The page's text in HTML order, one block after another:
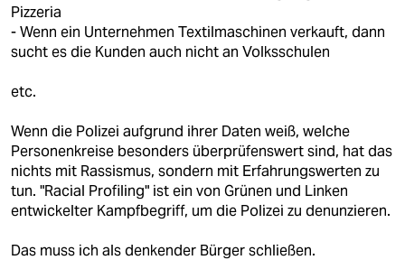
Pizzeria
- Wenn ein Unternehmen Textilmaschinen verkauft, dann
sucht es die Kunden auch nicht an Volksschulen
etc.
Wenn die Polizei aufgrund ihrer Daten weiß, welche
Personenkreise besonders überprüfenswert sind, hat das
nichts mit Rassismus, sondern mit Erfahrungswerten zu
tun. "Racial Profiling" ist ein von Grünen und Linken
entwickelter Kampfbegriff, um die Polizei zu denunzieren.
Das muss ich als denkender Bürger schließen.